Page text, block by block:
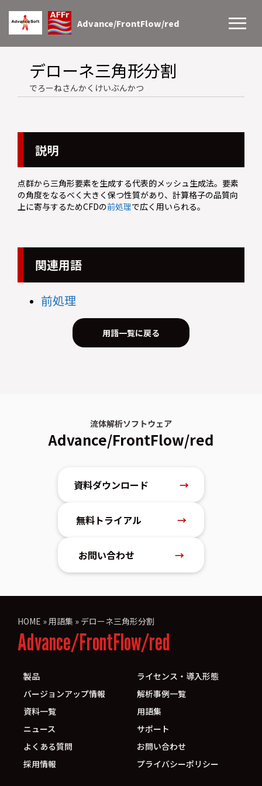
Advance/FrontFlow/red
デローネ三角形分割
でろーねさんかくけいぶんかつ
説明
点群から三角形要素を生成する代表的メッシュ生成法。要素
の角度をなるべく大きく保つ性質があり、計算格子の品質向
上に寄与するためCFDの前処理で広く用いられる。
関連用語
前処理
用語一覧に戻る
流体解析ソフトウェア
Advance/FrontFlow/red
資料ダウンロード →
無料トライアル →
お問い合わせ →
HOME »用語集 » デローネ三角形分割
Advance/FrontFlow/red
製品
ライセンス・導入形態
バージョンアップ情報
解析事例一覧
資料一覧
用語集
ニュース
サポート
よくある質問
お問い合わせ
採用情報
プライバシーポリシー